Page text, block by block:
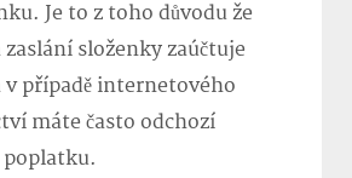
Je to z toho důvodu že
zaslání složenky zaúčtuje
v případě internetového
máte často odchozí
poplatku.